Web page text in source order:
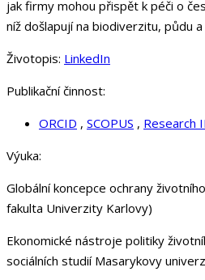
jak firmy mohou přispět k péči o
níž došlapují na biodiverzitu, půdu a
Životopis: LinkedIn
Publikační činnost:
ORCID , SCOPUS , Research
Výuka:
Globální koncepce ochrany
fakulta Univerzity Karlovy)
Ekonomické nástroje politiky
sociálních studií Masarykovy